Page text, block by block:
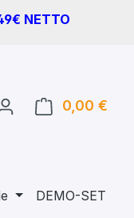
NETTO
0 Produkte auf
0,00 €
DEMO-SET